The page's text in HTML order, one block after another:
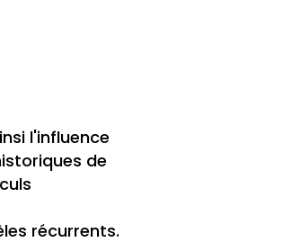
l'influence
de
récurrents.